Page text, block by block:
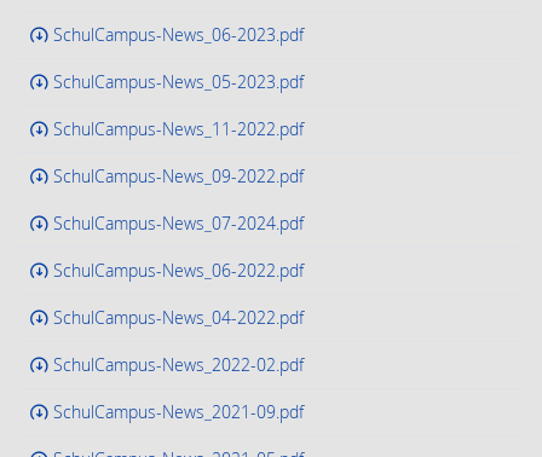
SchulCampus-News_06-2023.pdf
SchulCampus-News_05-2023.pdf
SchulCampus-News_11-2022.pdf
SchulCampus-News_09-2022.pdf
SchulCampus-News_07-2024.pdf
SchulCampus-News_06-2022.pdf
SchulCampus-News_04-2022.pdf
SchulCampus-News_2022-02.pdf
SchulCampus-News_2021-09.pdf